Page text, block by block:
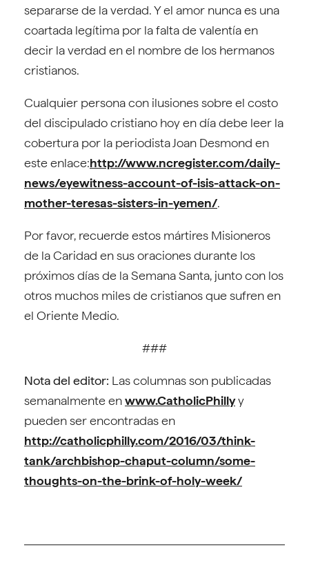
separarse de la verdad. Y el amor nunca es una
coartada legítima por la falta de valentía en
decir la verdad en el nombre de los hermanos
cristianos.
Cualquier persona con ilusiones sobre el costo
del discipulado cristiano hoy en día debe leer la
cobertura por la periodista Joan Desmond en
este enlace:http://www.ncregister.com/daily-
news/eyewitness-account-of-isis-attack-on-
mother-teresas-sisters-in-yemen/.
Por favor, recuerde estos mártires Misioneros
de la Caridad en sus oraciones durante los
próximos días de la Semana Santa, junto con los
otros muchos miles de cristianos que sufren en
el Oriente Medio.
###
Nota del editor: Las columnas son publicadas
semanalmente enwww.CatholicPhillyy
pueden ser encontradas en
http://catholicphilly.com/2016/03/think-
tank/archbishop-chaput-column/some-
thoughts-on-the-brink-of-holy-week/